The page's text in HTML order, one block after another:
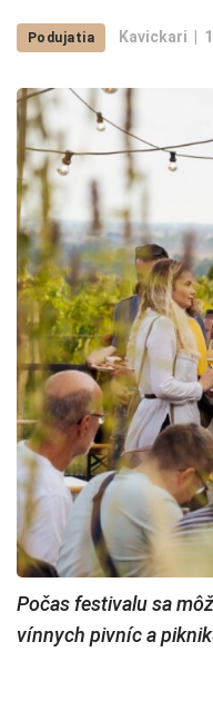
Podujatia Kavickari
Počas festivalu sa
vínnych pivníc a